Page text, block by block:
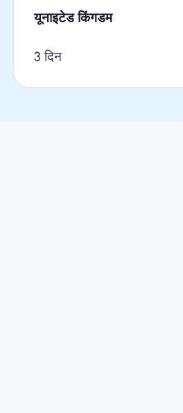
यूनाइटेड किंगडम
3 दिन